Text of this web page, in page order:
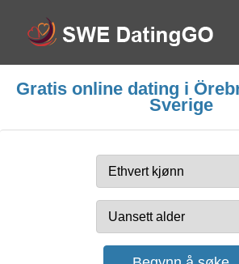
Gratis online dating i
Sverige